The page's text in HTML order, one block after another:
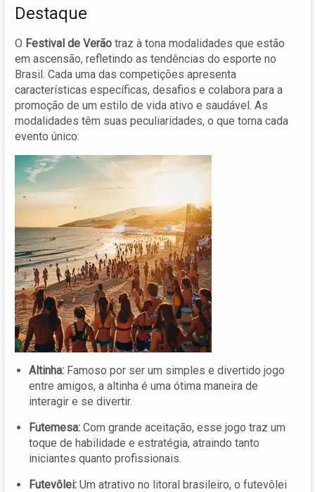
Destaque
O Festival de Verão traz à tona modalidades que estão
em ascensão, refletindo as tendências do esporte no
Brasil. Cada uma das competições apresenta
características específicas, desafios e colabora para a
promoção de um estilo de vida ativo e saudável. As
modalidades têm suas peculiaridades, o que torna cada
evento único:
Altinha: Famoso por ser um simples e divertido jogo
entre amigos, a altinha é uma ótima maneira de
interagir e se divertir.
Futemesa: Com grande aceitação, esse jogo traz um
toque de habilidade e estratégia, atraindo tanto
iniciantes quanto profissionais.
Futevôlei: Um atrativo no litoral brasileiro, o futevôlei